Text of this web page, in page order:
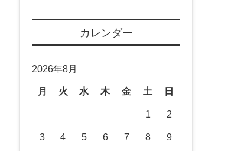
カレンダー
2026年8月
月 火 水 木 金 土 日
1 2
3 4 5 6 7 8 9